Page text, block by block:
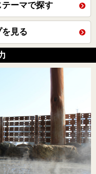
ーマで探す
見る